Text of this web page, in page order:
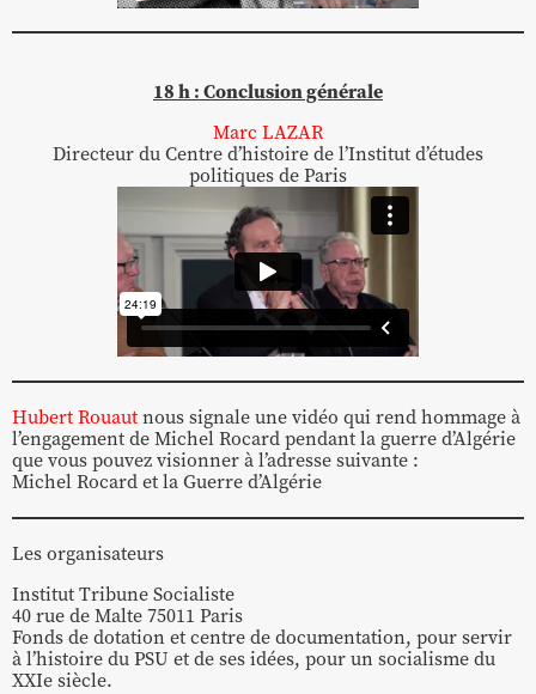
18 h : Conclusion générale
Marc LAZAR
Directeur du Centre d’histoire de l’Institut d’études
politiques de Paris
Hubert Rouautnous signale une vidéo qui rend hommage à
l’engagement de Michel Rocard pendant la guerre d’Algérie
que vous pouvez visionner à l’adresse suivante :
Michel Rocard et la Guerre d’Algérie
Les organisateurs
Institut Tribune Socialiste
40 rue de Malte 75011 Paris
Fonds de dotation et centre de documentation, pour servir
à l’histoire du PSU et de ses idées, pour un socialisme du
XXIe siècle.